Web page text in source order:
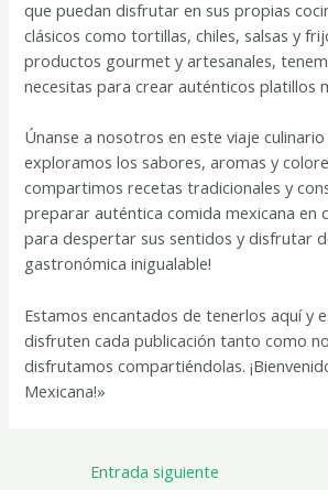
que puedan disfrutar en sus propias
clásicos como tortillas, chiles, salsas y
productos gourmet y artesanales,
necesitas para crear auténticos platillos
Únanse a nosotros en este viaje
exploramos los sabores, aromas y
compartimos recetas tradicionales y
preparar auténtica comida mexicana en
para despertar sus sentidos y disfrutar
gastronómica inigualable!
Estamos encantados de tenerlos aquí y
disfruten cada publicación tanto como
disfrutamos compartiéndolas.
Mexicana!»
Entrada siguiente